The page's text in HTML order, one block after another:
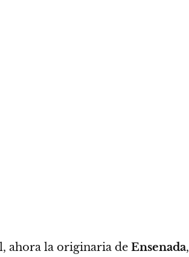
ahora la originaria de Ensenada,